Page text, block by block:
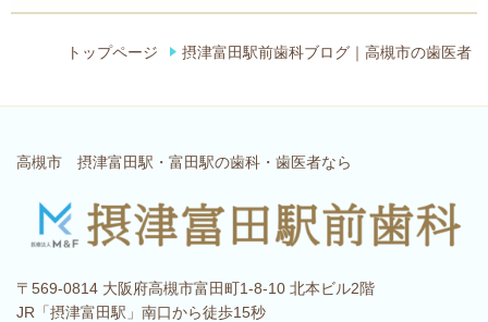
トップページ 摂津富田駅前歯科ブログ｜高槻市の歯医者
高槻市 摂津富田駅・富田駅の歯科・歯医者なら
〒569-0814 大阪府高槻市富田町1-8-10 北本ビル2階
JR「摂津富田駅」南口から徒歩15秒